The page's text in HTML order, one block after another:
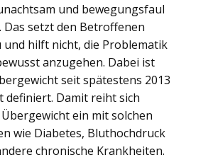
und bewegungsfaul
Das setzt den Betroffenen
und hilft nicht, die Problematik
anzugehen. Dabei ist
seit spätestens 2013
definiert. Damit reiht sich
ein mit solchen
wie Diabetes, Bluthochdruck
chronische Krankheiten.